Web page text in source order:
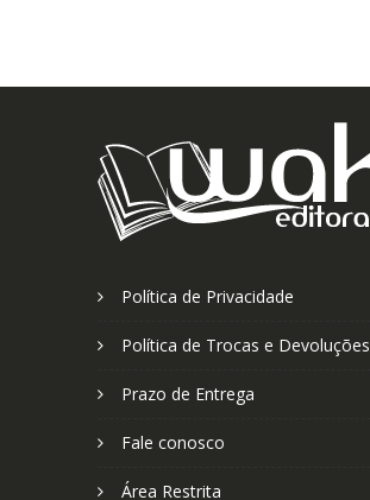
Política de Privacidade
Política de Trocas e Devoluções
Prazo de Entrega
Fale conosco
Área Restrita